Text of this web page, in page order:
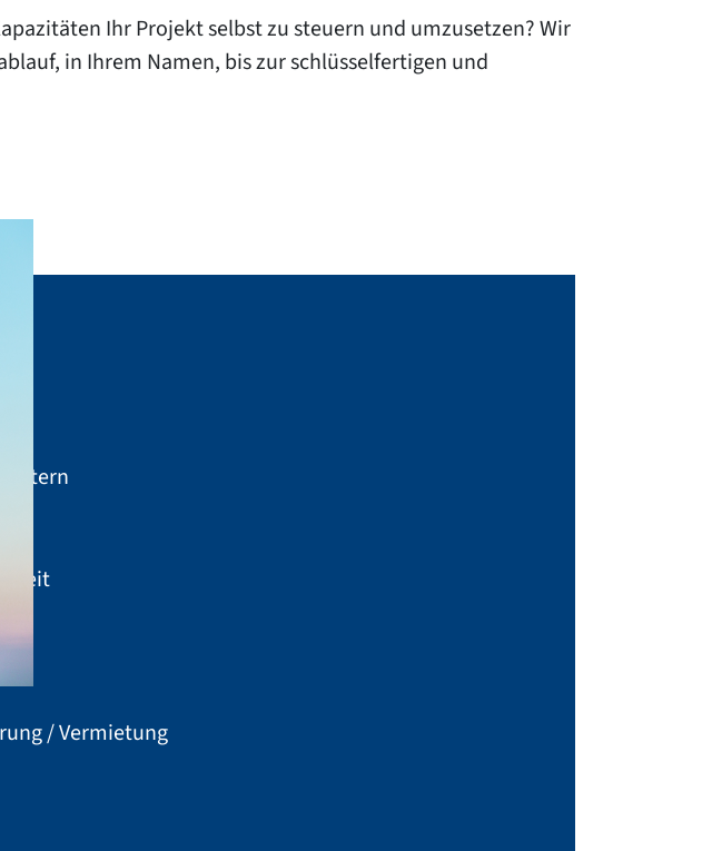
Ihr Projekt selbst zu steuern und umzusetzen? Wir
in Ihrem Namen, bis zur schlüsselfertigen und
/ Vermietung